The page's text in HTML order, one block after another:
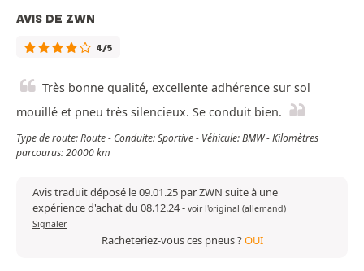
AVIS DE ZWN
4/5
Très bonne qualité, excellente adhérence sur sol
mouillé et pneu très silencieux. Se conduit bien.
Type de route: Route - Conduite: Sportive - Véhicule: BMW - Kilomètres
parcourus: 20000 km
Avis traduit déposé le 09.01.25 par ZWN suite à une
expérience d'achat du 08.12.24- voir l'original (allemand)
Signaler
Racheteriez-vous ces pneus ?OUI